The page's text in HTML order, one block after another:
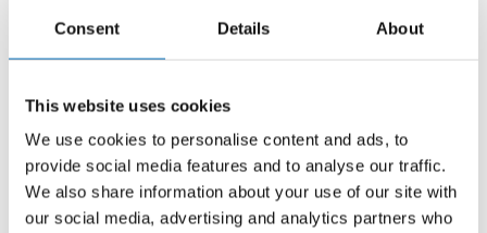
Consent Details About
This website uses cookies
We use cookies to personalise content and ads, to
provide social media features and to analyse our traffic.
We also share information about your use of our site with
our social media, advertising and analytics partners who
Stück pro Verpackungseinheit
Mit Bestellcode versehene Produkte, Gebinde
und/oder Farben sind in handelsüblichen Mengen ab
Lager verfügbar.